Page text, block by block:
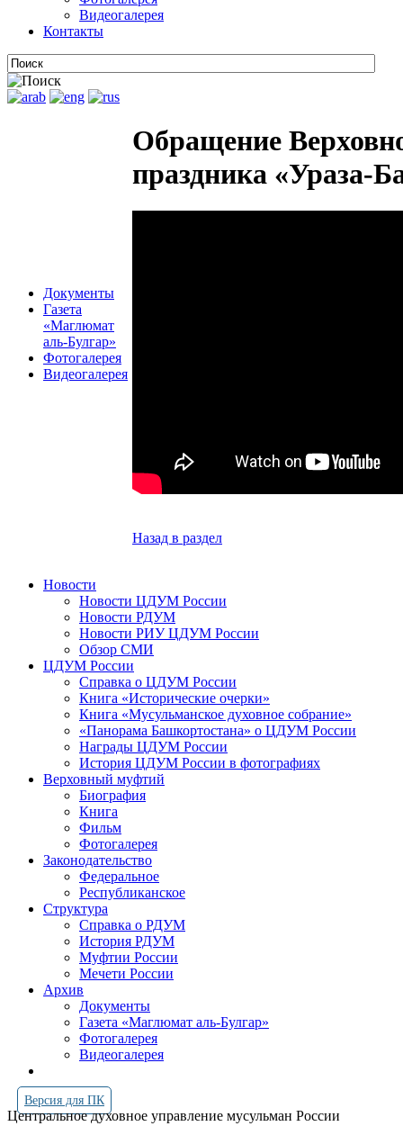
Видеогалерея
Контакты
Документы
Газета
«Маглюмат
аль-Булгар»
Фотогалерея
Видеогалерея
Обращение
праздника «Ураза-
Назад в раздел
Новости
Новости ЦДУМ России
Новости РДУМ
Новости РИУ ЦДУМ России
Обзор СМИ
ЦДУМ России
Справка о ЦДУМ России
Книга «Исторические очерки»
Книга «Мусульманское духовное собрание»
«Панорама Башкортостана» о ЦДУМ России
Награды ЦДУМ России
История ЦДУМ России в фотографиях
Верховный муфтий
Биография
Книга
Фильм
Фотогалерея
Законодательство
Федеральное
Республиканское
Структура
Справка о РДУМ
История РДУМ
Муфтии России
Мечети России
Архив
Документы
Газета «Маглюмат аль-Булгар»
Фотогалерея
Видеогалерея
Версия для ПК
Центральное духовное управление мусульман России